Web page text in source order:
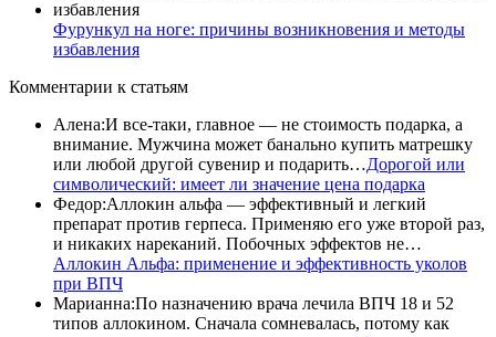
Фурункул на ноге: причины возникновения и методы
избавления
Комментарии к статьям
Алена:И все-таки, главное — не стоимость подарка, а
внимание. Мужчина может банально купить матрешку
или любой другой сувенир и подарить…Дорогой или
символический: имеет ли значение цена подарка
Федор:Аллокин альфа — эффективный и легкий
препарат против герпеса. Применяю его уже второй раз,
и никаких нареканий. Побочных эффектов не…
Аллокин Альфа: применение и эффективность уколов
при ВПЧ
Марианна:По назначению врача лечила ВПЧ 18 и 52
типов аллокином. Сначала сомневалась, потому как